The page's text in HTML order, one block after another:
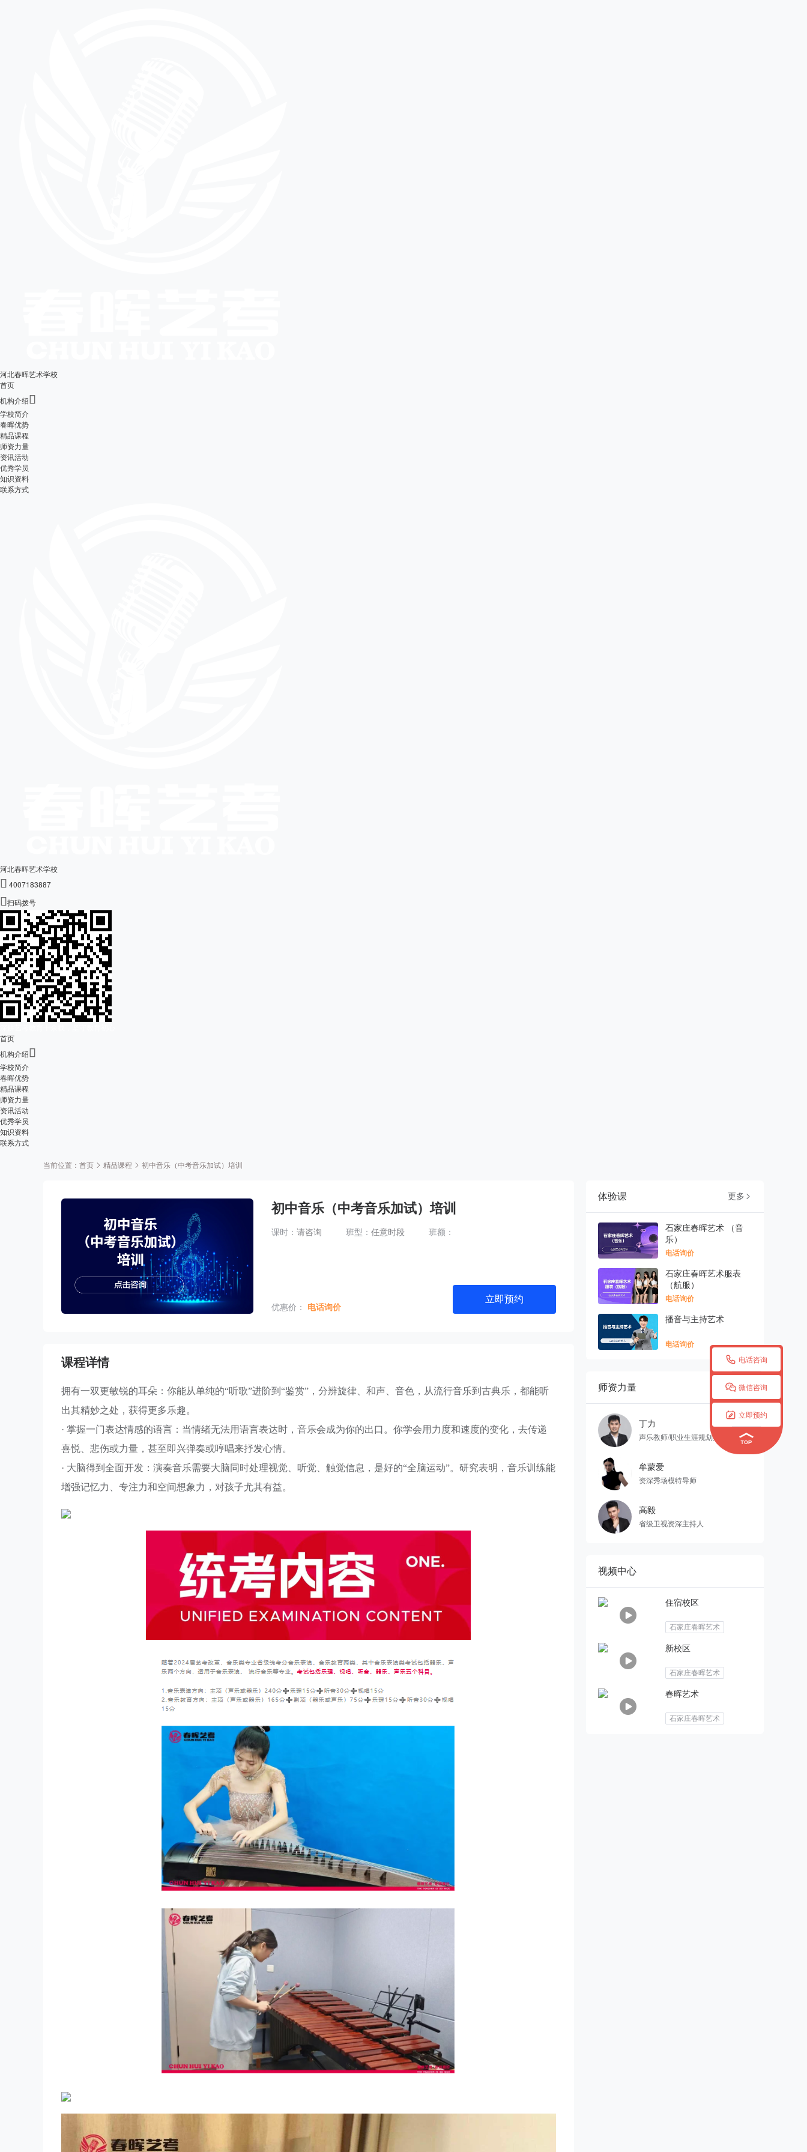
河北春晖艺术学校
首页
机构介绍
学校简介
春晖优势
精品课程
师资力量
资讯活动
优秀学员
知识资料
联系方式
河北春晖艺术学校
 4007183887
扫码拨号
首页
机构介绍
学校简介
春晖优势
精品课程
师资力量
资讯活动
优秀学员
知识资料
联系方式
 电话咨询
 微信咨询
 立即预约
当前位置： 首页 精品课程 初中音乐（中考音乐加试）培训
初中音乐（中考音乐加试）培训
课时： 请咨询 班型： 任意时段 班额：
优惠价： 电话询价
立即预约
课程详情
拥有一双更敏锐的耳朵：你能从单纯的“听歌”进阶到“鉴赏”，分辨旋律、和声、音色，从流行音乐到古典乐，都能听
出其精妙之处，获得更多乐趣。
· 掌握一门表达情感的语言：当情绪无法用语言表达时，音乐会成为你的出口。你学会用力度和速度的变化，去传递
喜悦、悲伤或力量，甚至即兴弹奏或哼唱来抒发心情。
· 大脑得到全面开发：演奏音乐需要大脑同时处理视觉、听觉、触觉信息，是好的“全脑运动”。研究表明，音乐训练能
增强记忆力、专注力和空间想象力，对孩子尤其有益。
体验课 更多 
石家庄春晖艺术 （音
乐）
电话询价
石家庄春晖艺术服表
（航服）
电话询价
播音与主持艺术
电话询价
师资力量 更多
丁力
声乐教师/职业生涯规划师
牟蒙爱
资深秀场模特导师
高毅
省级卫视资深主持人
视频中心
住宿校区
石家庄春晖艺术
新校区
石家庄春晖艺术
春晖艺术
石家庄春晖艺术